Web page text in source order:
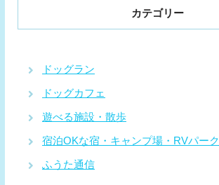
カテゴリー
ドッグラン
ドッグカフェ
遊べる施設・散歩
宿泊OKな宿・キャンプ場・RVパーク
ふうた通信